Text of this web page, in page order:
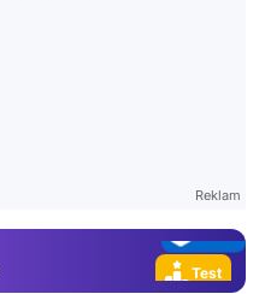
Reklam